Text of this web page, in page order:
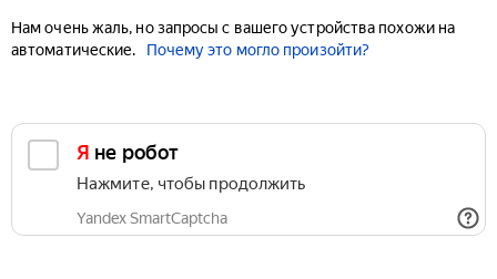
Нам очень жаль, но запросы с вашего устройства похожи на
автоматические.
Почему это могло произойти?
Я не робот
Нажмите, чтобы продолжить
Yandex SmartCaptcha